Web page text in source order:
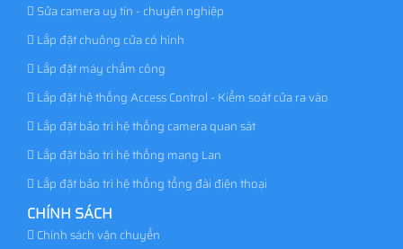
Sửa camera uy tín - chuyên nghiệp
Lắp đặt chuông cửa có hình
Lắp đặt máy chấm công
Lắp đặt hệ thống Access Control - Kiểm soát cửa ra vào
Lắp đặt bảo trì hệ thống camera quan sát
Lắp đặt bảo trì hệ thống mạng Lan
Lắp đặt bảo trì hệ thống tổng đài điện thoại
CHÍNH SÁCH
Chính sách vận chuyển